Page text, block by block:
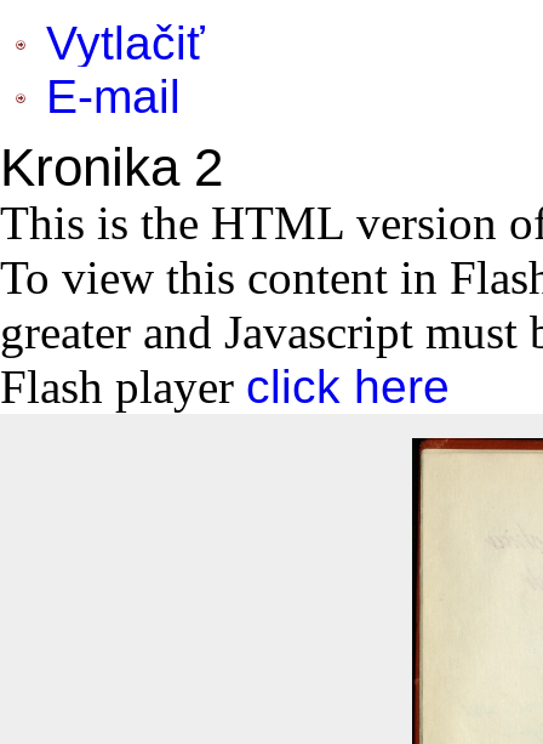
Vytlačiť
E-mail
Kronika 2
This is the HTML version
To view this content in
greater and Javascript
Flash player click here